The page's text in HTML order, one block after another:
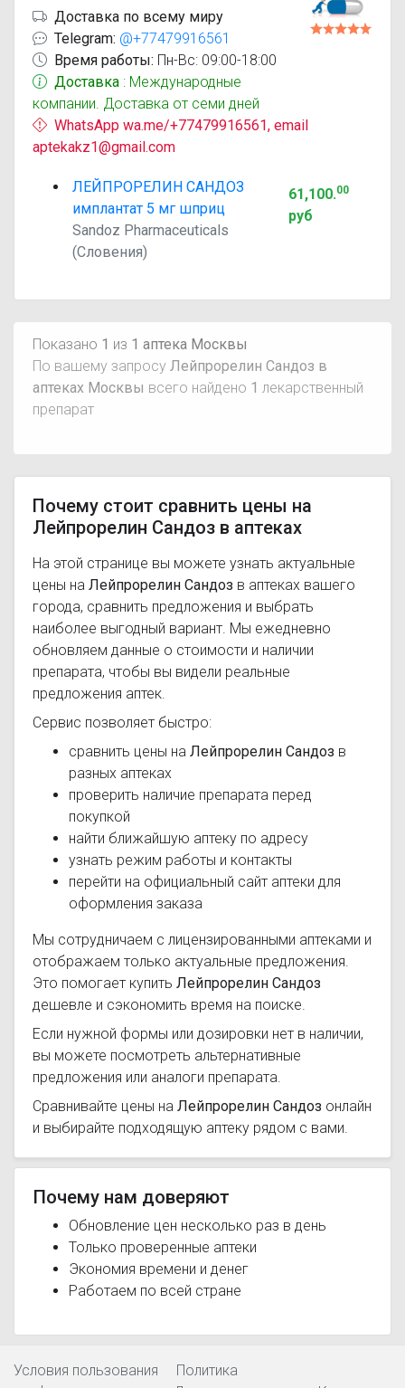
Доставка по всему миру
Telegram: @+77479916561
Время работы: Пн-Вс: 09:00-18:00
Доставка : Международные
компании. Доставка от семи дней
WhatsApp wa.me/+77479916561, email
aptekakz1@gmail.com
ЛЕЙПРОРЕЛИН САНДОЗ
имплантат 5 мг шприц
Sandoz Pharmaceuticals
(Словения)
61,100.00
руб
Показано 1 из 1 аптека Москвы
По вашему запросу Лейпрорелин Сандоз в
аптеках Москвы всего найдено 1 лекарственный
препарат
Почему стоит сравнить цены на
Лейпрорелин Сандоз в аптеках
На этой странице вы можете узнать актуальные
цены на Лейпрорелин Сандоз в аптеках вашего
города, сравнить предложения и выбрать
наиболее выгодный вариант. Мы ежедневно
обновляем данные о стоимости и наличии
препарата, чтобы вы видели реальные
предложения аптек.
Сервис позволяет быстро:
сравнить цены на Лейпрорелин Сандоз в
разных аптеках
проверить наличие препарата перед
покупкой
найти ближайшую аптеку по адресу
узнать режим работы и контакты
перейти на официальный сайт аптеки для
оформления заказа
Мы сотрудничаем с лицензированными аптеками и
отображаем только актуальные предложения.
Это помогает купить Лейпрорелин Сандоз
дешевле и сэкономить время на поиске.
Если нужной формы или дозировки нет в наличии,
вы можете посмотреть альтернативные
предложения или аналоги препарата.
Сравнивайте цены на Лейпрорелин Сандоз онлайн
и выбирайте подходящую аптеку рядом с вами.
Почему нам доверяют
Обновление цен несколько раз в день
Только проверенные аптеки
Экономия времени и денег
Работаем по всей стране
Условия пользования
Политика